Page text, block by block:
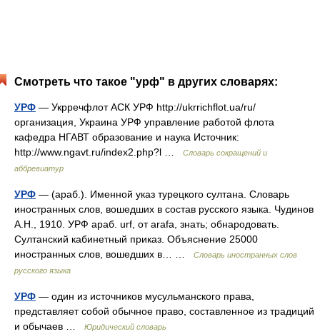
Смотреть что такое "урф" в других словарях:
УРФ — Укрречфлот АСК УРФ http://ukrrichflot.ua/​ru/​
организация, Украина УРФ управление работой флота
кафедра НГАВТ образование и наука Источник:
http://www.ngavt.ru/index2.php?l …
Словарь сокращений и
аббревиатур
УРФ — (араб.). Именной указ турецкого султана. Словарь
иностранных слов, вошедших в состав русского языка. Чудинов
А.Н., 1910. УРФ араб. urf, от arafa, знать; обнародовать.
Султанский кабинетный приказ. Объяснение 25000
иностранных слов, вошедших в… …
Словарь иностранных слов
русского языка
УРФ — один из источников мусульманского права,
представляет собой обычное право, составленное из традиций
и обычаев …
Юридический словарь